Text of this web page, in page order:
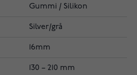
Gummi / Silikon
Silver/grå
16mm
130 – 210 mm